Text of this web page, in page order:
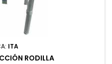
ITA
RODILLA